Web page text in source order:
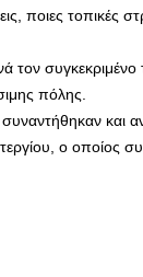
ποιες τοπικές
τον
πόλης.
και
ο οποίος